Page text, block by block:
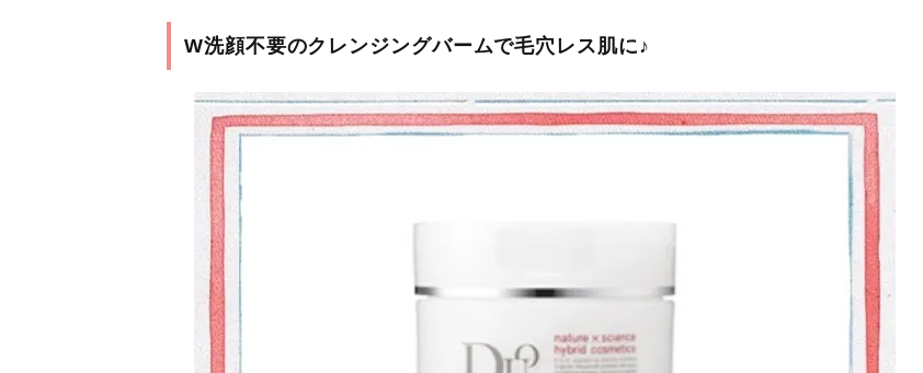
W洗顔不要のクレンジングバームで毛穴レス肌に♪